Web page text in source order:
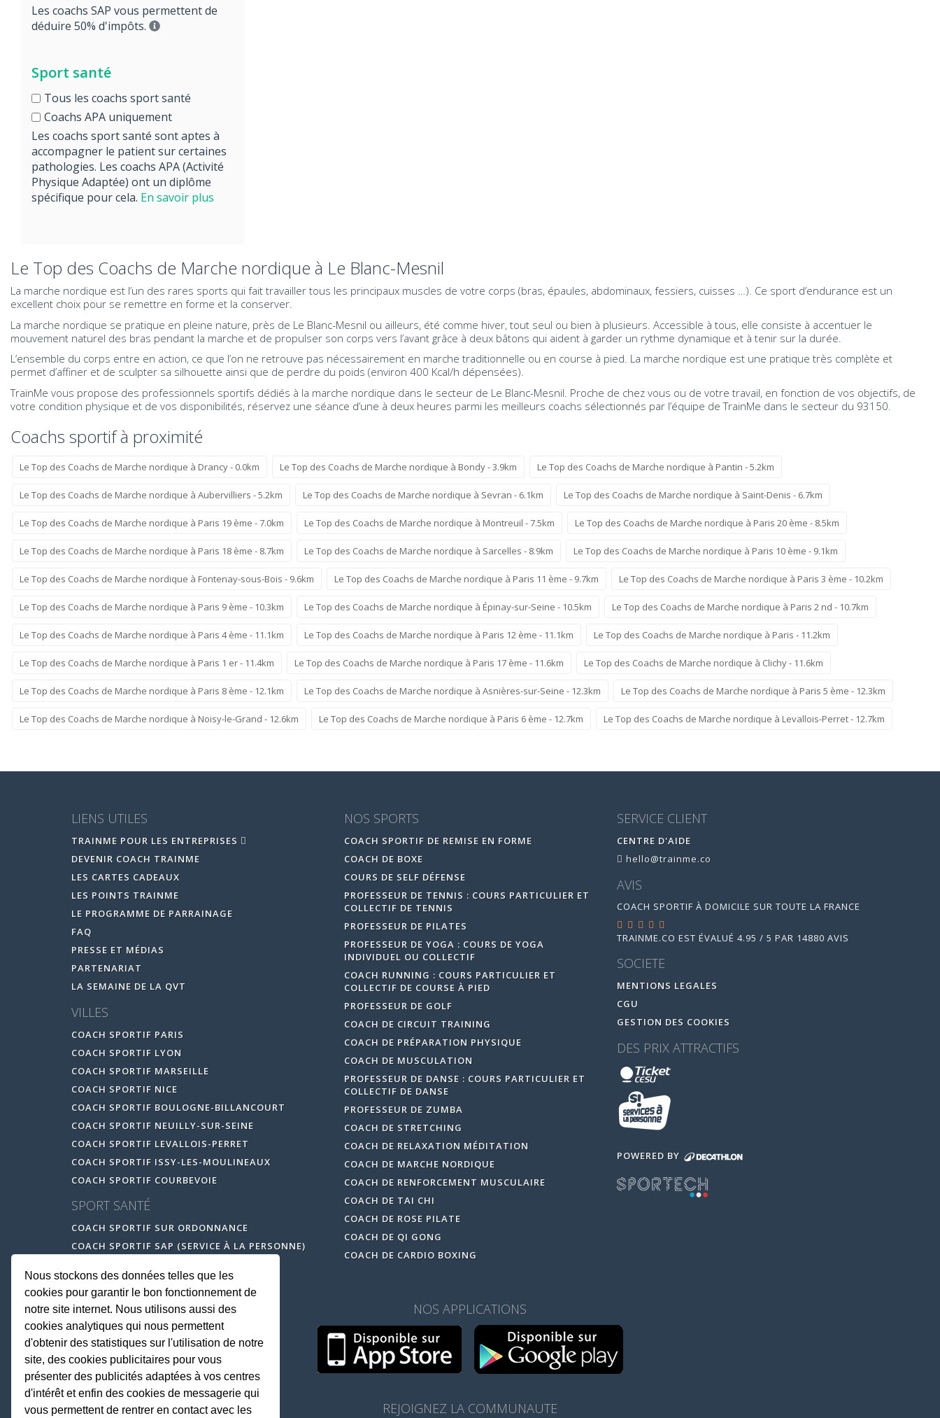
Les coachs SAP vous permettent de
déduire 50% d'impôts.
Sport santé
Tous les coachs sport santé
Coachs APA uniquement
Les coachs sport santé sont aptes à
accompagner le patient sur certaines
pathologies. Les coachs APA (Activité
Physique Adaptée) ont un diplôme
spécifique pour cela. En savoir plus
Le Top des Coachs de Marche nordique à Le Blanc-Mesnil
La marche nordique est l’un des rares sports qui fait travailler tous les principaux muscles de votre corps (bras, épaules, abdominaux, fessiers, cuisses …). Ce sport d’endurance est un
excellent choix pour se remettre en forme et la conserver.
La marche nordique se pratique en pleine nature, près de Le Blanc-Mesnil ou ailleurs, été comme hiver, tout seul ou bien à plusieurs. Accessible à tous, elle consiste à accentuer le
mouvement naturel des bras pendant la marche et de propulser son corps vers l’avant grâce à deux bâtons qui aident à garder un rythme dynamique et à tenir sur la durée.
L’ensemble du corps entre en action, ce que l’on ne retrouve pas nécessairement en marche traditionnelle ou en course à pied. La marche nordique est une pratique très complète et
permet d’affiner et de sculpter sa silhouette ainsi que de perdre du poids (environ 400 Kcal/h dépensées).
TrainMe vous propose des professionnels sportifs dédiés à la marche nordique dans le secteur de Le Blanc-Mesnil. Proche de chez vous ou de votre travail, en fonction de vos objectifs, de
votre condition physique et de vos disponibilités, réservez une séance d’une à deux heures parmi les meilleurs coachs sélectionnés par l’équipe de TrainMe dans le secteur du 93150.
Coachs sportif à proximité
Le Top des Coachs de Marche nordique à Drancy - 0.0km Le Top des Coachs de Marche nordique à Bondy - 3.9km Le Top des Coachs de Marche nordique à Pantin - 5.2km
Le Top des Coachs de Marche nordique à Aubervilliers - 5.2km Le Top des Coachs de Marche nordique à Sevran - 6.1km Le Top des Coachs de Marche nordique à Saint-Denis - 6.7km
Le Top des Coachs de Marche nordique à Paris 19 ème - 7.0km Le Top des Coachs de Marche nordique à Montreuil - 7.5km Le Top des Coachs de Marche nordique à Paris 20 ème - 8.5km
Le Top des Coachs de Marche nordique à Paris 18 ème - 8.7km Le Top des Coachs de Marche nordique à Sarcelles - 8.9km Le Top des Coachs de Marche nordique à Paris 10 ème - 9.1km
Le Top des Coachs de Marche nordique à Fontenay-sous-Bois - 9.6km Le Top des Coachs de Marche nordique à Paris 11 ème - 9.7km Le Top des Coachs de Marche nordique à Paris 3 ème - 10.2km
Le Top des Coachs de Marche nordique à Paris 9 ème - 10.3km Le Top des Coachs de Marche nordique à Épinay-sur-Seine - 10.5km Le Top des Coachs de Marche nordique à Paris 2 nd - 10.7km
Le Top des Coachs de Marche nordique à Paris 4 ème - 11.1km Le Top des Coachs de Marche nordique à Paris 12 ème - 11.1km Le Top des Coachs de Marche nordique à Paris - 11.2km
Le Top des Coachs de Marche nordique à Paris 1 er - 11.4km Le Top des Coachs de Marche nordique à Paris 17 ème - 11.6km Le Top des Coachs de Marche nordique à Clichy - 11.6km
Le Top des Coachs de Marche nordique à Paris 8 ème - 12.1km Le Top des Coachs de Marche nordique à Asnières-sur-Seine - 12.3km Le Top des Coachs de Marche nordique à Paris 5 ème - 12.3km
Le Top des Coachs de Marche nordique à Noisy-le-Grand - 12.6km Le Top des Coachs de Marche nordique à Paris 6 ème - 12.7km Le Top des Coachs de Marche nordique à Levallois-Perret - 12.7km
LIENS UTILES
TRAINME POUR LES ENTREPRISES
DEVENIR COACH TRAINME
LES CARTES CADEAUX
LES POINTS TRAINME
LE PROGRAMME DE PARRAINAGE
FAQ
PRESSE ET MÉDIAS
PARTENARIAT
LA SEMAINE DE LA QVT
VILLES
COACH SPORTIF PARIS
COACH SPORTIF LYON
COACH SPORTIF MARSEILLE
COACH SPORTIF NICE
COACH SPORTIF BOULOGNE-BILLANCOURT
COACH SPORTIF NEUILLY-SUR-SEINE
COACH SPORTIF LEVALLOIS-PERRET
COACH SPORTIF ISSY-LES-MOULINEAUX
COACH SPORTIF COURBEVOIE
SPORT SANTÉ
COACH SPORTIF SUR ORDONNANCE
COACH SPORTIF SAP (SERVICE À LA PERSONNE)
NOS SPORTS
COACH SPORTIF DE REMISE EN FORME
COACH DE BOXE
COURS DE SELF DÉFENSE
PROFESSEUR DE TENNIS : COURS PARTICULIER ET
COLLECTIF DE TENNIS
PROFESSEUR DE PILATES
PROFESSEUR DE YOGA : COURS DE YOGA
INDIVIDUEL OU COLLECTIF
COACH RUNNING : COURS PARTICULIER ET
COLLECTIF DE COURSE À PIED
PROFESSEUR DE GOLF
COACH DE CIRCUIT TRAINING
COACH DE PRÉPARATION PHYSIQUE
COACH DE MUSCULATION
PROFESSEUR DE DANSE : COURS PARTICULIER ET
COLLECTIF DE DANSE
PROFESSEUR DE ZUMBA
COACH DE STRETCHING
COACH DE RELAXATION MÉDITATION
COACH DE MARCHE NORDIQUE
COACH DE RENFORCEMENT MUSCULAIRE
COACH DE TAI CHI
COACH DE ROSE PILATE
COACH DE QI GONG
COACH DE CARDIO BOXING
SERVICE CLIENT
CENTRE D'AIDE
hello@trainme.co
AVIS
COACH SPORTIF À DOMICILE SUR TOUTE LA FRANCE
TRAINME.CO EST ÉVALUÉ 4.95 / 5 PAR 14880 AVIS
SOCIETE
MENTIONS LEGALES
CGU
GESTION DES COOKIES
DES PRIX ATTRACTIFS
POWERED BY
NOS APPLICATIONS
REJOIGNEZ LA COMMUNAUTE
Nous stockons des données telles que les
cookies pour garantir le bon fonctionnement de
notre site internet. Nous utilisons aussi des
cookies analytiques qui nous permettent
d'obtenir des statistiques sur l'utilisation de notre
site, des cookies publicitaires pour vous
présenter des publicités adaptées à vos centres
d'intérêt et enfin des cookies de messagerie qui
vous permettent de rentrer en contact avec les